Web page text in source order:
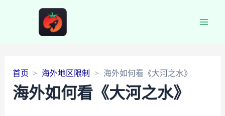
首页 海外地区限制 海外如何看《大河之水》
海外如何看《大河之水》